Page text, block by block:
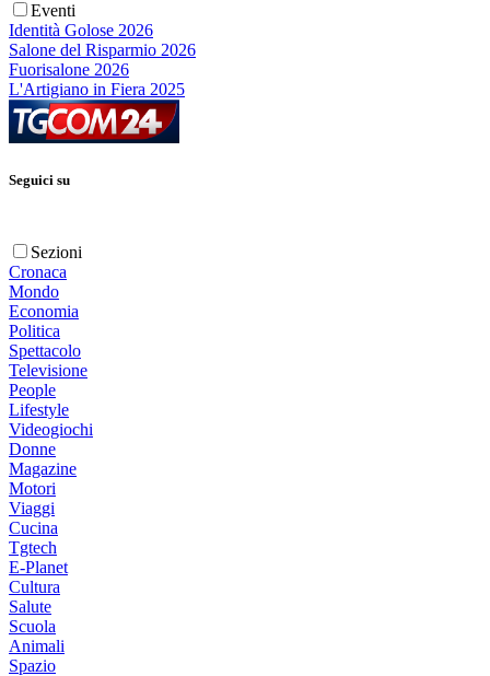
Eventi
Identità Golose 2026
Salone del Risparmio 2026
Fuorisalone 2026
L'Artigiano in Fiera 2025
Seguici su
Sezioni
Cronaca
Mondo
Economia
Politica
Spettacolo
Televisione
People
Lifestyle
Videogiochi
Donne
Magazine
Motori
Viaggi
Cucina
Tgtech
E-Planet
Cultura
Salute
Scuola
Animali
Spazio